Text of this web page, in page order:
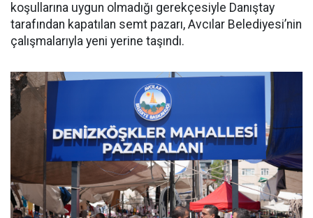
koşullarına uygun olmadığı gerekçesiyle Danıştay
tarafından kapatılan semt pazarı, Avcılar Belediyesi’nin
çalışmalarıyla yeni yerine taşındı.